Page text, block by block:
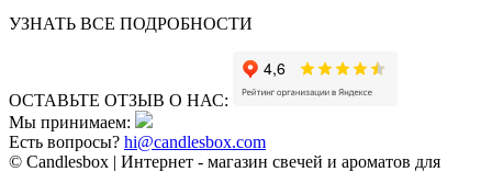
УЗНАТЬ ВСЕ ПОДРОБНОСТИ
ОСТАВЬТЕ ОТЗЫВ О НАС:
Мы принимаем:
Есть вопросы? hi@candlesbox.com
© Candlesbox | Интернет - магазин свечей и ароматов для